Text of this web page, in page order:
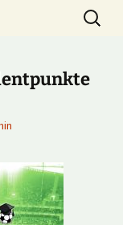
Suche
nach: